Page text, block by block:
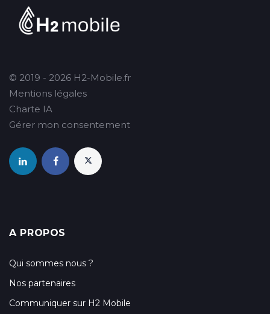
© 2019 - 2026 H2-Mobile.fr
Mentions légales
Charte IA
Gérer mon consentement
A PROPOS
Qui sommes nous ?
Nos partenaires
Communiquer sur H2 Mobile